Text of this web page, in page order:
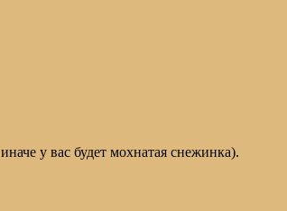
у вас будет мохнатая снежинка).